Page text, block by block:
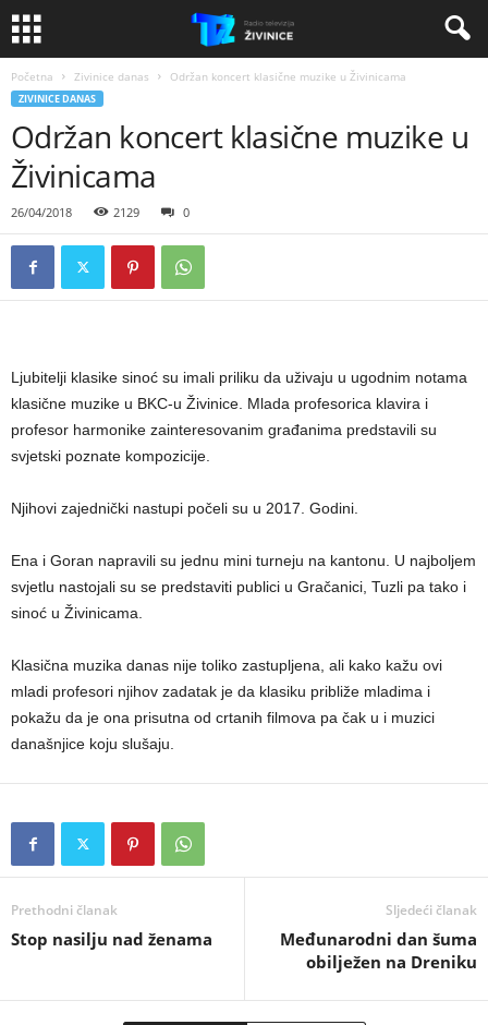
Početna Zivinice danas Održan koncert klasične muzike u Živinicama
ZIVINICE DANAS
Održan koncert klasične muzike u
Živinicama
26/04/2018 2129 0
Ljubitelji klasike sinoć su imali priliku da uživaju u ugodnim notama
klasične muzike u BKC-u Živinice. Mlada profesorica klavira i
profesor harmonike zainteresovanim građanima predstavili su
svjetski poznate kompozicije.
Njihovi zajednički nastupi počeli su u 2017. Godini.
Ena i Goran napravili su jednu mini turneju na kantonu. U najboljem
svjetlu nastojali su se predstaviti publici u Gračanici, Tuzli pa tako i
sinoć u Živinicama.
Klasična muzika danas nije toliko zastupljena, ali kako kažu ovi
mladi profesori njihov zadatak je da klasiku približe mladima i
pokažu da je ona prisutna od crtanih filmova pa čak u i muzici
današnjice koju slušaju.
Prethodni članak
Stop nasilju nad ženama
Sljedeći članak
Međunarodni dan šuma
obilježen na Dreniku